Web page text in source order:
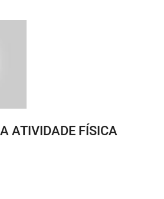
ATIVIDADE FÍSICA